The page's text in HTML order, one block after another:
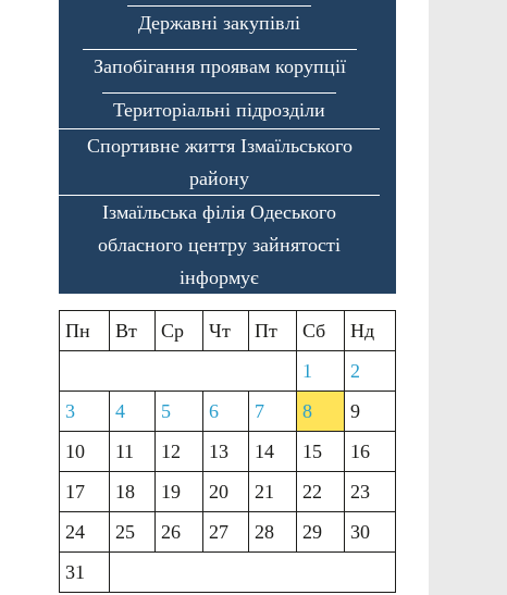
Державні закупівлі
Запобігання проявам корупції
Територіальні підрозділи
Спортивне життя Ізмаїльського
району
Ізмаїльська філія Одеського
обласного центру зайнятості
інформує
Пн Вт Ср Чт Пт Сб
Нд
1
2
3
4 5 6 7 8
9
10
11 12 13 14 15
16
17
18 19 20 21 22
23
24
25 26 27 28 29
30
31